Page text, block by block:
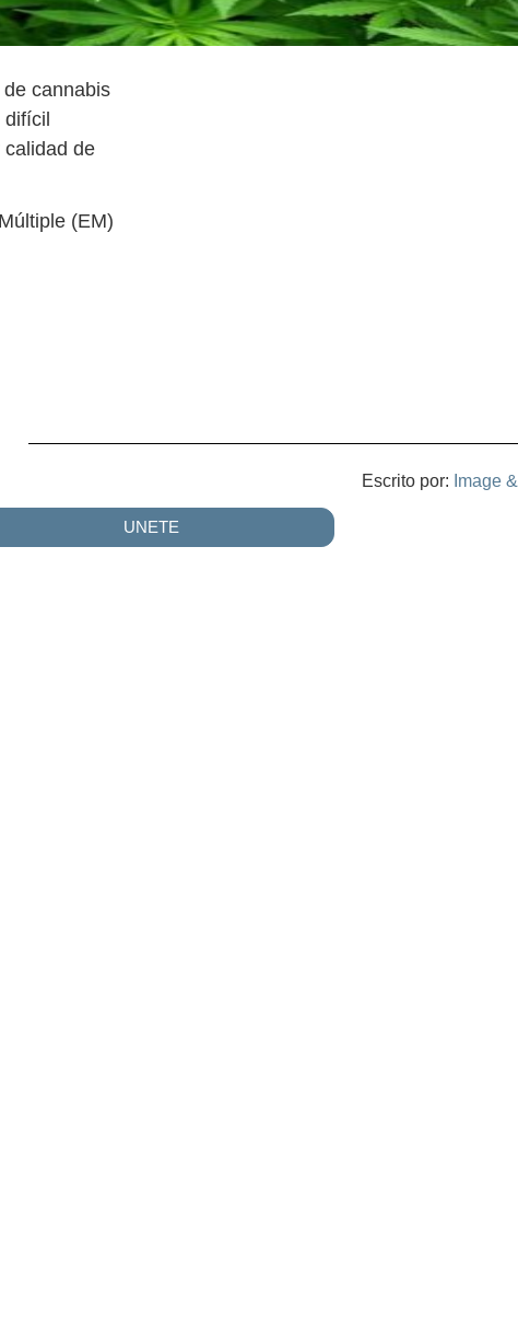
cannabis
de
(EM)
Escrito por: Image
UNETE